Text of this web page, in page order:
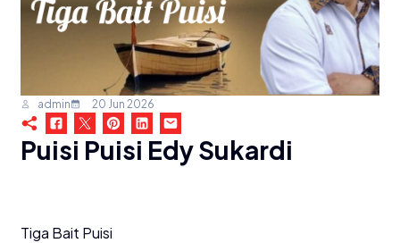
admin 20 Jun 2026
Puisi Puisi Edy Sukardi
Tiga Bait Puisi